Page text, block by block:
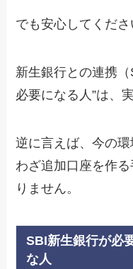
でも安心してくださ
新生銀行との連携
必要になる人”は、
逆に言えば、今の
わざ追加口座を作
りません。
SBI新生銀行が必
な人